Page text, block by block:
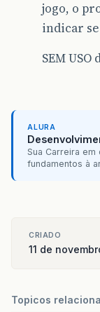
jogo, o
indicar se
SEM
ALURA
Sua Carreira
fundamentos à
CRIADO
11 de
Topicos